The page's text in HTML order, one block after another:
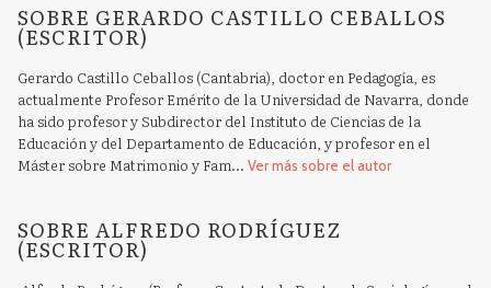
SOBRE GERARDO CASTILLO CEBALLOS
(ESCRITOR)
Gerardo Castillo Ceballos (Cantabria), doctor en Pedagogía, es
actualmente Profesor Emérito de la Universidad de Navarra, donde
ha sido profesor y Subdirector del Instituto de Ciencias de la
Educación y del Departamento de Educación, y profesor en el
Máster sobre Matrimonio y Fam... Ver más sobre el autor
SOBRE ALFREDO RODRÍGUEZ
(ESCRITOR)